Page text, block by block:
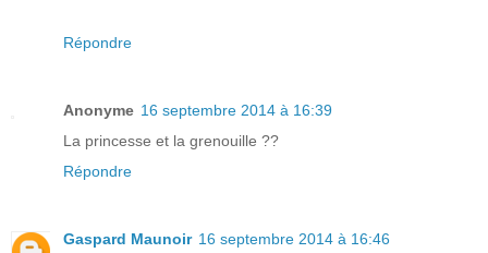
Répondre
Anonyme 16 septembre 2014 à 16:39
La princesse et la grenouille ??
Répondre
Gaspard Maunoir 16 septembre 2014 à 16:46